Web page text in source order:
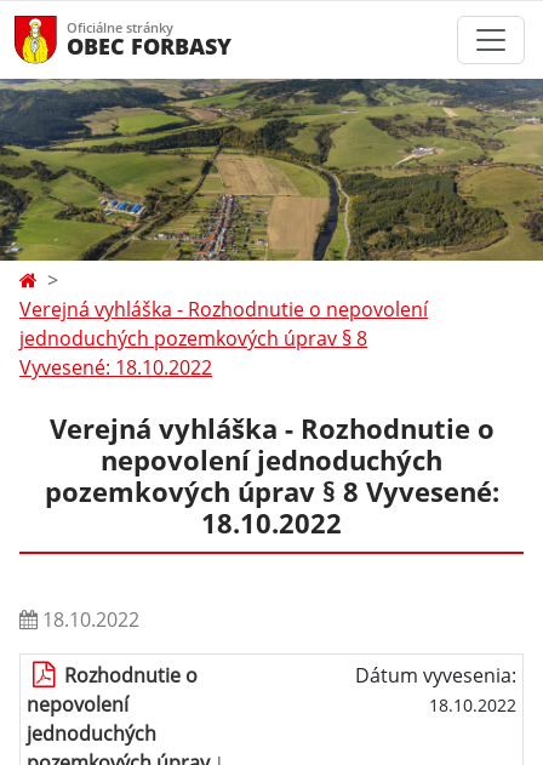
Oficiálne stránky
OBEC FORBASY
Verejná vyhláška - Rozhodnutie o nepovolení
jednoduchých pozemkových úprav § 8
Vyvesené: 18.10.2022
Verejná vyhláška - Rozhodnutie o
nepovolení jednoduchých
pozemkových úprav § 8 Vyvesené:
18.10.2022
18.10.2022
Rozhodnutie o
nepovolení
jednoduchých
Dátum vyvesenia:
18.10.2022